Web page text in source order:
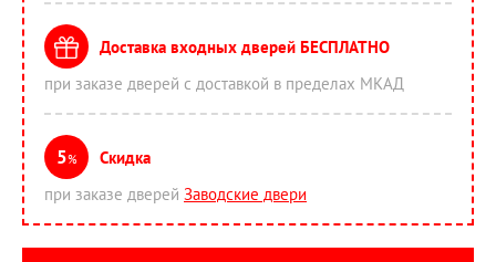
Доставка входных дверей БЕСПЛАТНО
при заказе дверей с доставкой в пределах МКАД
5%
Скидка
при заказе дверей Заводские двери